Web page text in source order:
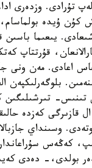
تۇرادى. وزدەرى
ۇيدە بولماسام،
يىعىما باسىن
قۇرتتاپ
اعادى. مەن ونى
بلوگەرلىكپەن
تىنىس-
قازىرگى كەزدە
وسىنداي
كەڭەس
بولدى،- دەدى